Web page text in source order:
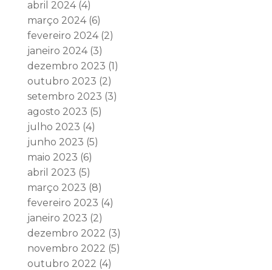
abril 2024(4)
março 2024(6)
fevereiro 2024(2)
janeiro 2024(3)
dezembro 2023 (1)
outubro 2023 (2)
setembro 2023 (3)
agosto 2023 (5)
julho 2023 (4)
junho 2023 (5)
maio 2023 (6)
abril 2023 (5)
março 2023 (8)
fevereiro 2023 (4)
janeiro 2023 (2)
dezembro 2022 (3)
novembro 2022 (5)
outubro 2022 (4)